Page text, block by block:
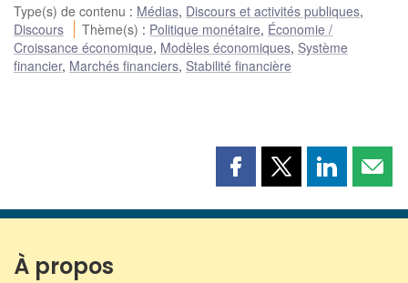
Type(s) de contenu : Médias, Discours et activités publiques,
Discours
Thème(s) : Politique monétaire, Économie /
Croissance économique, Modèles économiques, Système
financier, Marchés financiers, Stabilité financière
Partager
page
Partager
page
Partager
page page
À propos